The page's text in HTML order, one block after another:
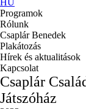
HU
Programok
Rólunk
Csaplár Benedek
Plakátozás
Hírek és aktualitások
Kapcsolat
Csaplár
Játszóház